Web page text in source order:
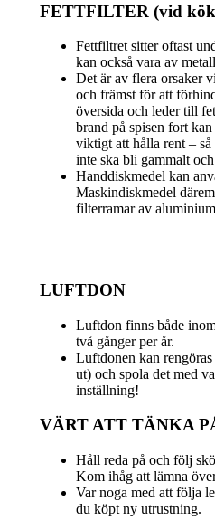
FETTFILTER (vid
Fettfiltret sitter oftast
kan också vara av
Det är av flera orsaker
och främst för att
översida och leder till
brand på spisen fort
viktigt att hålla rent –
inte ska bli gammalt
Handdiskmedel kan
Maskindiskmedel
filterramar av
LUFTDON
Luftdon finns både
två gånger per år.
Luftdonen kan
ut) och spola det med
inställning!
VÄRT ATT TÄNKA
Håll reda på och följ
Kom ihåg att lämna
Var noga med att följa
du köpt ny utrustning.